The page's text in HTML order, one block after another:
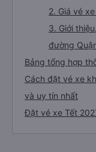
2. Giá vé
3. Giới
đường
Bảng tổng hợp
Cách đặt vé xe
và uy tín nhất
Đặt vé xe Tết